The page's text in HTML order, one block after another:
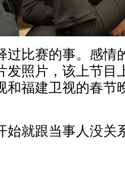
过比赛的事。感情
发照片，该上节目
和福建卫视的春节
始就跟当事人没关